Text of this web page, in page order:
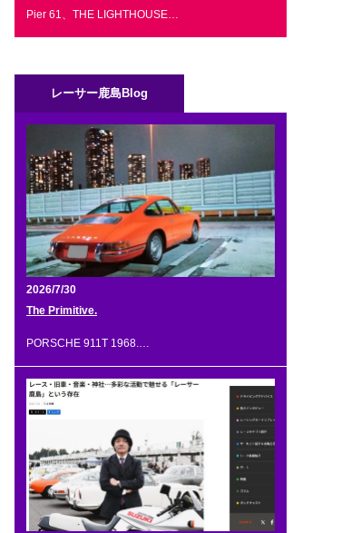
Pier 61、THE LIGHTHOUSE…
レーサー鹿島Blog
2026/7/30
The Primitive.
PORSCHE 911T 1968.…